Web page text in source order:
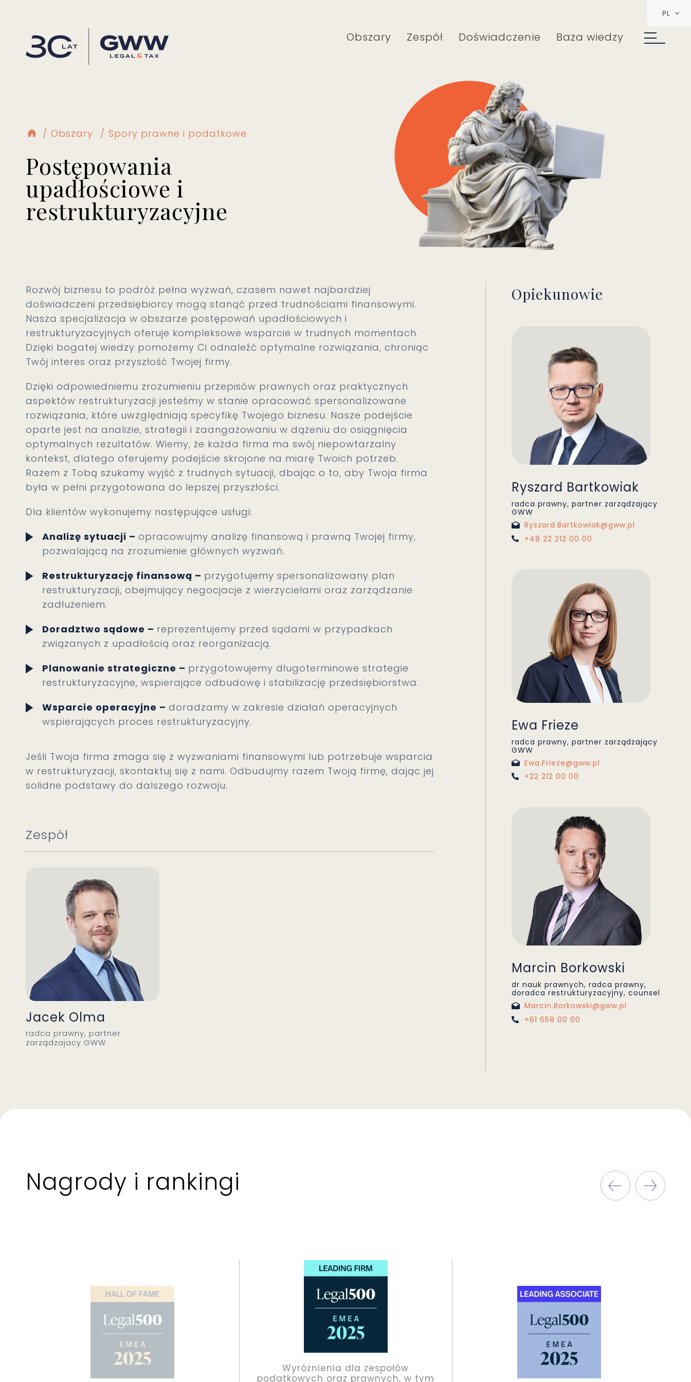
Obszary Zespół Doświadczenie Baza wiedzy
PL
Obszary Spory prawne i podatkowe
Postępowania
upadłościowe i
restrukturyzacyjne
Rozwój biznesu to podróż pełna wyzwań, czasem nawet najbardziej
doświadczeni przedsiębiorcy mogą stanąć przed trudnościami finansowymi.
Nasza specjalizacja w obszarze postępowań upadłościowych i
restrukturyzacyjnych oferuje kompleksowe wsparcie w trudnych momentach.
Dzięki bogatej wiedzy pomożemy Ci odnaleźć optymalne rozwiązania, chroniąc
Twój interes oraz przyszłość Twojej firmy.
Dzięki odpowiedniemu zrozumieniu przepisów prawnych oraz praktycznych
aspektów restrukturyzacji jesteśmy w stanie opracować spersonalizowane
rozwiązania, które uwzględniają specyfikę Twojego biznesu. Nasze podejście
oparte jest na analizie, strategii i zaangażowaniu w dążeniu do osiągnięcia
optymalnych rezultatów. Wiemy, że każda firma ma swój niepowtarzalny
kontekst, dlatego oferujemy podejście skrojone na miarę Twoich potrzeb.
Razem z Tobą szukamy wyjść z trudnych sytuacji, dbając o to, aby Twoja firma
była w pełni przygotowana do lepszej przyszłości.
Dla klientów wykonujemy następujące usługi:
Analizę sytuacji – opracowujmy analizę finansową i prawną Twojej firmy,
pozwalającą na zrozumienie głównych wyzwań.
Restrukturyzację finansową – przygotujemy spersonalizowany plan
restrukturyzacji, obejmujący negocjacje z wierzycielami oraz zarządzanie
zadłużeniem.
Doradztwo sądowe – reprezentujemy przed sądami w przypadkach
związanych z upadłością oraz reorganizacją.
Planowanie strategiczne – przygotowujemy długoterminowe strategie
restrukturyzacyjne, wspierające odbudowę i stabilizację przedsiębiorstwa.
Wsparcie operacyjne – doradzamy w zakresie działań operacyjnych
wspierających proces restrukturyzacyjny.
Jeśli Twoja firma zmaga się z wyzwaniami finansowymi lub potrzebuje wsparcia
w restrukturyzacji, skontaktuj się z nami. Odbudujmy razem Twoją firmę, dając jej
solidne podstawy do dalszego rozwoju.
Zespół
Jacek Olma
radca prawny, partner
zarządzajacy GWW
Opiekunowie
Ryszard Bartkowiak
radca prawny, partner zarządzający
GWW
Ryszard.Bartkowiak@gww.pl
+48 22 212 00 00
Ewa Frieze
radca prawny, partner zarządzający
GWW
Ewa.Frieze@gww.pl
+22 212 00 00
Marcin Borkowski
dr nauk prawnych, radca prawny,
doradca restrukturyzacyjny, counsel
Marcin.Borkowski@gww.pl
+61 658 00 00
Nagrody i rankingi
Wyróżnienia dla zespołów
podatkowych oraz prawnych, w tym